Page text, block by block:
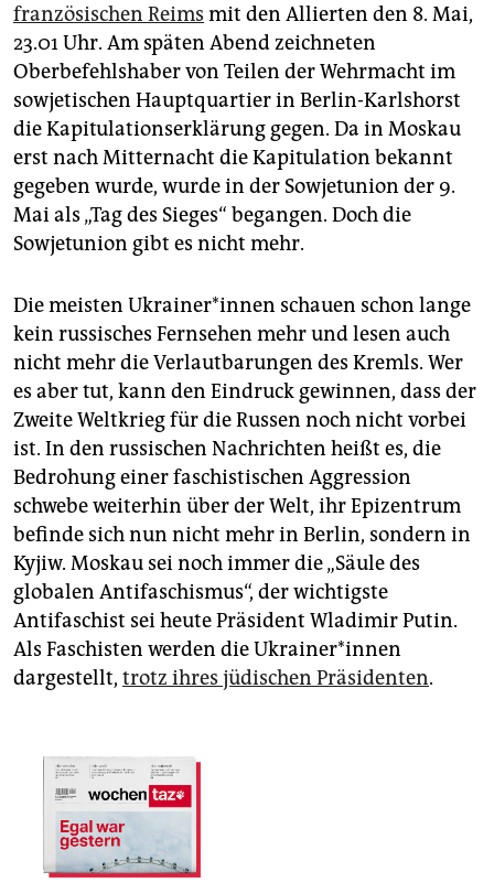
französischen Reims mit den Allierten den 8. Mai,
23.01 Uhr. Am späten Abend zeichneten
Oberbefehlshaber von Teilen der Wehrmacht im
sowjetischen Hauptquartier in Berlin-Karlshorst
die Kapitulationserklärung gegen. Da in Moskau
erst nach Mitternacht die Kapitulation bekannt
gegeben wurde, wurde in der Sowjetunion der 9.
Mai als „Tag des Sieges“ begangen. Doch die
Sowjetunion gibt es nicht mehr.
Die meisten Ukrai­ne­r*in­nen schauen schon lange
kein russisches Fernsehen mehr und lesen auch
nicht mehr die Verlautbarungen des Kremls. Wer
es aber tut, kann den Eindruck gewinnen, dass der
Zweite Weltkrieg für die Russen noch nicht vorbei
ist. In den russischen Nachrichten heißt es, die
Bedrohung einer faschistischen Aggression
schwebe weiterhin über der Welt, ihr Epizentrum
befinde sich nun nicht mehr in Berlin, sondern in
Kyjiw. Moskau sei noch immer die „Säule des
globalen Antifaschismus“, der wichtigste
Antifaschist sei heute Präsident Wladimir Putin.
Als Faschisten werden die Ukrai­ne­r*in­nen
dargestellt, trotz ihres jüdischen Präsidenten.